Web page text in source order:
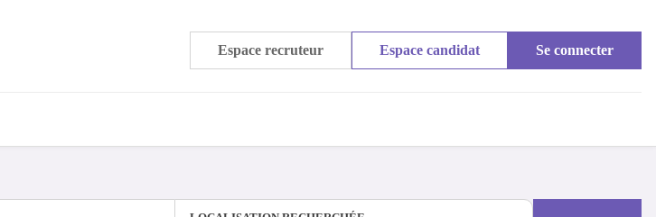
Espace recruteur Espace candidat Se connecter